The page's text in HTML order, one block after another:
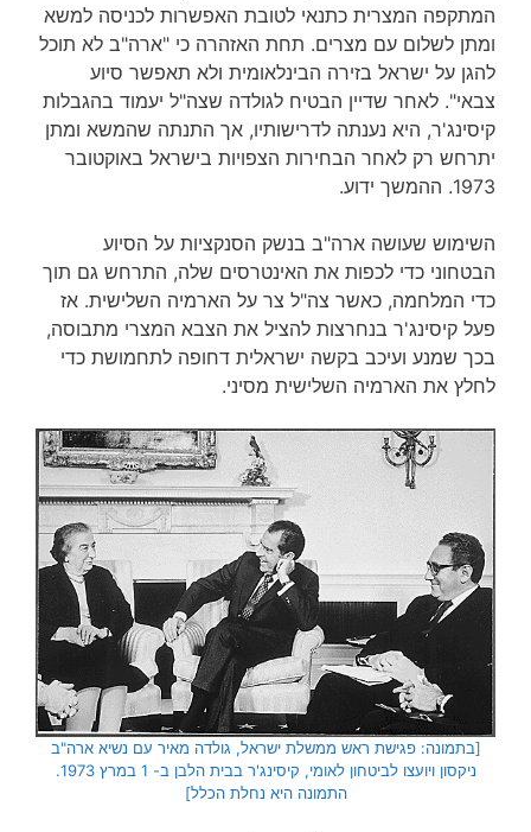
המתקפה המצרית כתנאי לטובת האפשרות לכניסה למשא
ומתן לשלום עם מצרים. תחת האזהרה כי "ארה"ב לא תוכל
להגן על ישראל בזירה הבינלאומית ולא תאפשר סיוע
צבאי". לאחר שדיין הבטיח לגולדה שצה"ל יעמוד בהגבלות
קיסינג'ר, היא נענתה לדרישותיו, אך התנתה שהמשא ומתן
יתרחש רק לאחר הבחירות הצפויות בישראל באוקטובר
1973. ההמשך ידוע.
השימוש שעושה ארה"ב בנשק הסנקציות על הסיוע
הבטחוני כדי לכפות את האינטרסים שלה, התרחש גם תוך
כדי המלחמה, כאשר צה"ל צר על הארמיה השלישית. אז
פעל קיסינג'ר בנחרצות להציל את הצבא המצרי מתבוסה,
בכך שמנע ועיכב בקשה ישראלית דחופה לתחמושת כדי
לחלץ את הארמיה השלישית מסיני.
[בתמונה: פגישת ראש ממשלת ישראל, גולדה מאיר עם נשיא ארה"ב
ניקסון ויועצו לביטחון לאומי, קיסינג'ר בבית הלבן ב- 1 במרץ 1973.
התמונה היא נחלת הכלל]